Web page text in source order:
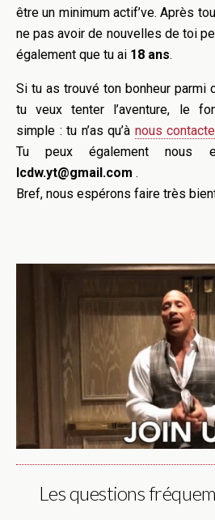
être un minimum actif’ve. Après
ne pas avoir de nouvelles de toi
également que tu ai 18 ans.
Si tu as trouvé ton bonheur
tu veux tenter l’aventure, le
simple : tu n’as qu’à nous
Tu peux également nous
lcdw.yt@gmail.com .
Bref, nous espérons faire très
Les questions